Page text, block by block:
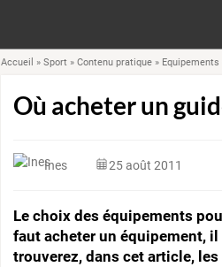
Accueil » Sport» Contenu pratique» Equipements
Où acheter un
Ines 25 août 2011
Le choix des équipements
faut acheter un équipement,
trouverez, dans cet article,